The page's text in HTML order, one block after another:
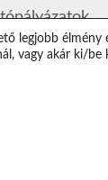
legjobb élmény
vagy akár ki/be